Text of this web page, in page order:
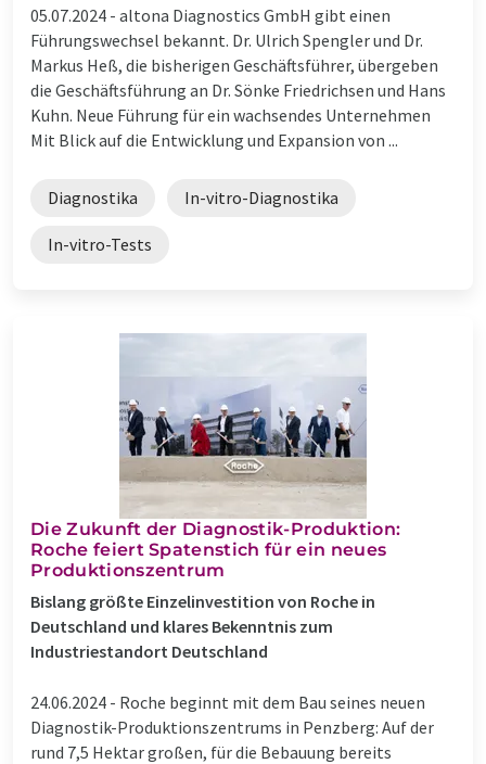
05.07.2024 - altona Diagnostics GmbH gibt einen
Führungswechsel bekannt. Dr. Ulrich Spengler und Dr.
Markus Heß, die bisherigen Geschäftsführer, übergeben
die Geschäftsführung an Dr. Sönke Friedrichsen und Hans
Kuhn. Neue Führung für ein wachsendes Unternehmen
Mit Blick auf die Entwicklung und Expansion von ...
Diagnostika In-vitro-Diagnostika
In-vitro-Tests
Die Zukunft der Diagnostik-Produktion:
Roche feiert Spatenstich für ein neues
Produktionszentrum
Bislang größte Einzelinvestition von Roche in
Deutschland und klares Bekenntnis zum
Industriestandort Deutschland
24.06.2024 - Roche beginnt mit dem Bau seines neuen
Diagnostik-Produktionszentrums in Penzberg: Auf der
rund 7,5 Hektar großen, für die Bebauung bereits